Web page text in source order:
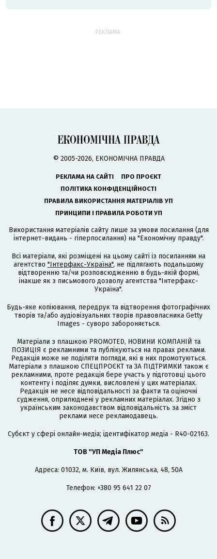
РЕКЛАМА:
© 2005-2026, ЕКОНОМІЧНА ПРАВДА
РЕКЛАМА НА САЙТІ
ПРО ПРОЄКТ
ПОЛІТИКА КОНФІДЕНЦІЙНОСТІ
ПРАВИЛА ВИКОРИСТАННЯ МАТЕРІАЛІВ УП
ПРИНЦИПИ І ПРАВИЛА РОБОТИ УП
Використання матеріалів сайту лише за умови посилання (для
інтернет-видань - гіперпосилання) на "Економічну правду".
Всі матеріали, які розміщені на цьому сайті із посиланням на
агентство "Інтерфакс-Україна", не підлягають подальшому
відтворенню та/чи розповсюдженню в будь-якій формі,
інакше як з письмового дозволу агентства "Інтерфакс-
Україна".
Будь-яке копіювання, передрук та відтворення фотографічних
творів та/або аудіовізуальних творів правовласника Getty
Images - суворо забороняється.
Матеріали з плашкою PROMOTED, НОВИНИ КОМПАНІЙ та
ПОЗИЦІЯ є рекламними та публікуються на правах реклами.
Редакція може не поділяти погляди, які в них промотуються.
Матеріали з плашкою СПЕЦПРОЄКТ та ЗА ПІДТРИМКИ також є
рекламними, проте редакція бере участь у підготовці цього
контенту і поділяє думки, висловлені у цих матеріалах.
Редакція не несе відповідальності за факти та оціночні
судження, оприлюднені у рекламних матеріалах. Згідно з
українським законодавством відповідальність за зміст
реклами несе рекламодавець.
Cубєкт у сфері онлайн-медіа; ідентифікатор медіа - R40-02163.
ТОВ "УП Медіа Плюс"
Адреса: 01032, м. Київ, вул. Жилянська, 48, 50А
Телефон: +380 95 641 22 07